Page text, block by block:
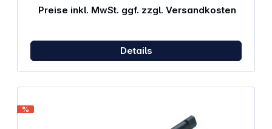
Preise inkl. MwSt. ggf. zzgl. Versandkosten
Details
%